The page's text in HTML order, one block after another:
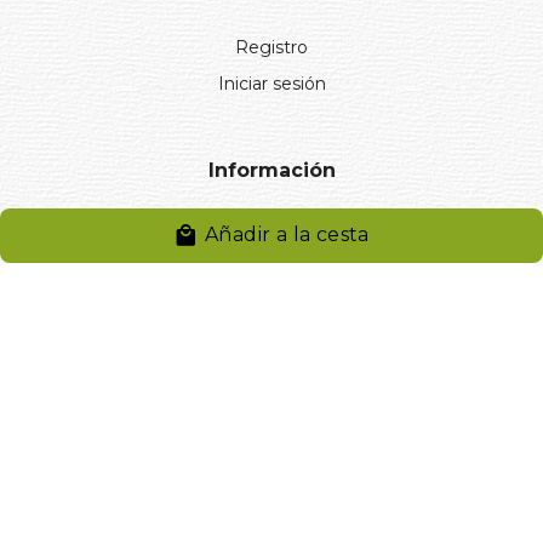
Añadir a la cesta
Registro
Iniciar sesión
Información
Aviso legal
Política de privacidad